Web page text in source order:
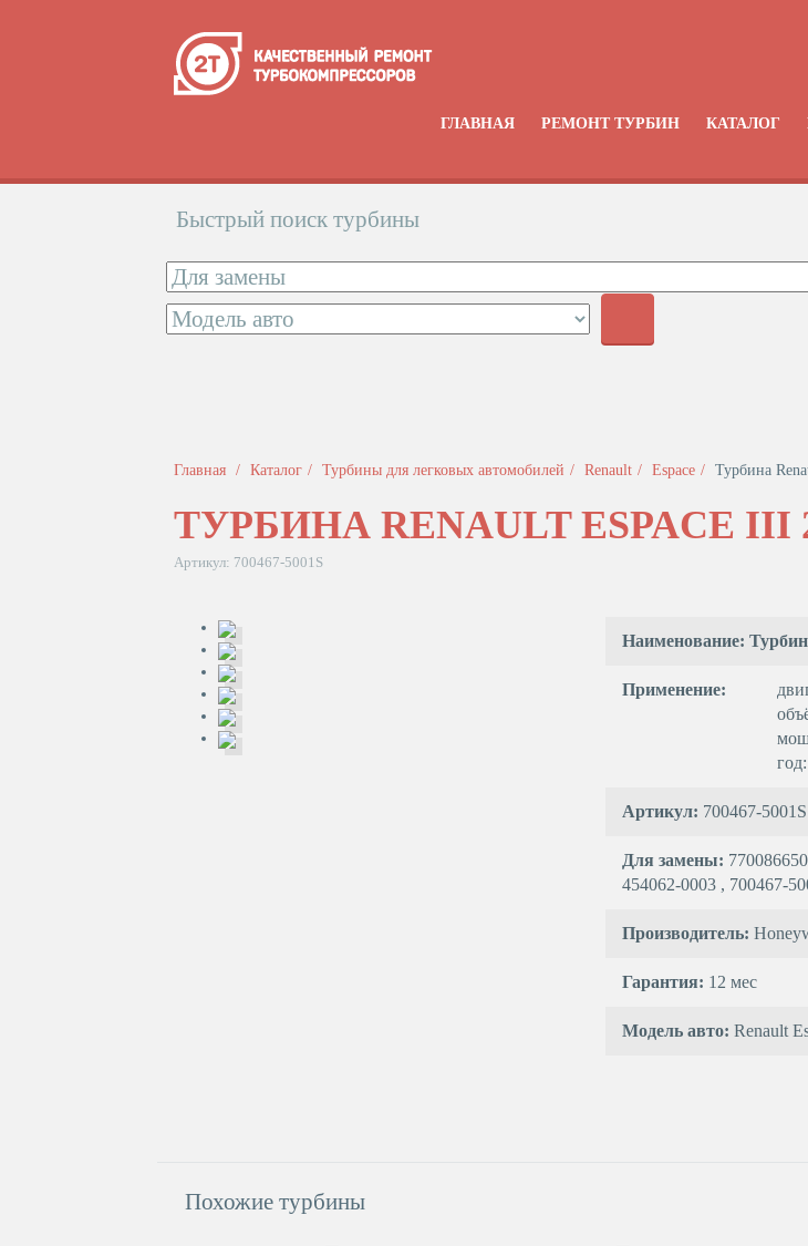
ГЛАВНАЯ РЕМОНТ ТУРБИН КАТАЛОГ
Быстрый поиск турбины
Главная Каталог Турбины для легковых автомобилей Renault Espace Турбина
ТУРБИНА RENAULT ESPACE III
Артикул: 700467-5001S
Наименование:
Применение:
Артикул: 700467-5001S
Для замены:
454062-0003 , 700467-
Производитель:
Гарантия: 12 мес
Модель авто: Renault
Похожие турбины